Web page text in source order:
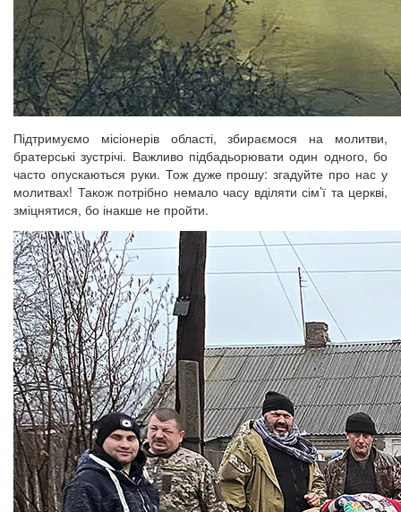
Підтримуємо місіонерів області, збираємося на молитви,
братерські зустрічі. Важливо підбадьорювати один одного, бо
часто опускаються руки. Тож дуже прошу: згадуйте про нас у
молитвах! Також потрібно немало часу вділяти сім’ї та церкві,
зміцнятися, бо інакше не пройти.